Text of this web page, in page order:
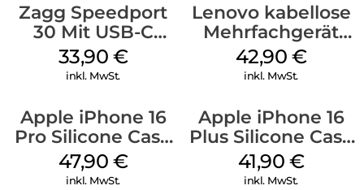
Zagg Speedport
30 Mit USB-C
Kabel Weiß
33,90 €
inkl. MwSt.
Lenovo kabellose
Mehrfachgerät
Luna Grey
42,90 €
inkl. MwSt.
Apple iPhone 16
Pro Silicone Case
MagSafe Denim
47,90 €
inkl. MwSt.
Apple iPhone 16
Plus Silicone Case
MagSafe Stone
Gray
41,90 €
inkl. MwSt.